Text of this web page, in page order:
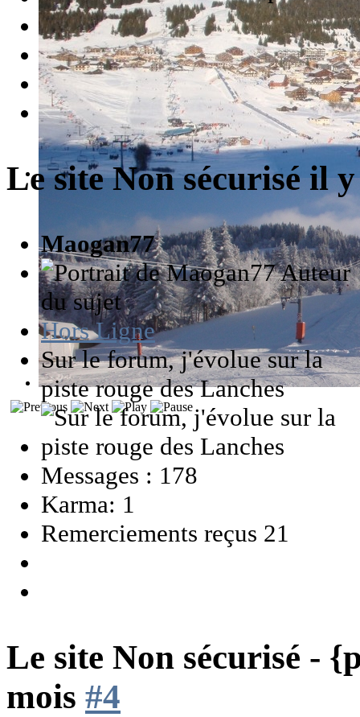
Le site Non sécuriséil y
Maogan77
Auteur
du sujet
Hors Ligne
Sur le forum, j'évolue sur la
piste rouge des Lanches
Messages : 178
Karma: 1
Remerciements reçus 21
Le site Non sécurisé -
mois #4